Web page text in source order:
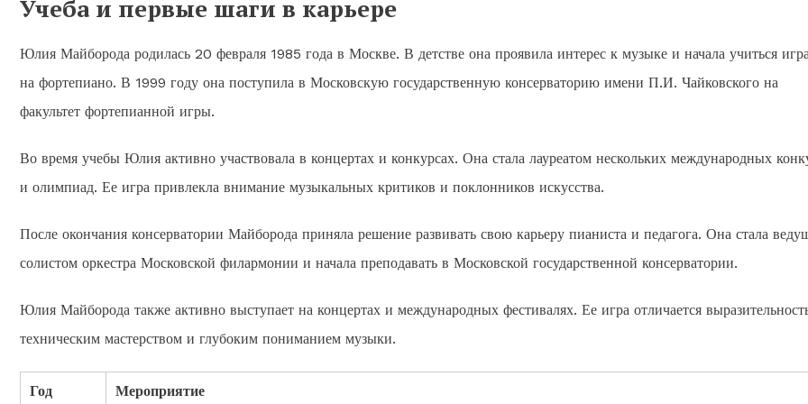
Учеба и первые шаги в карьере
Юлия Майборода родилась 20 февраля 1985 года в Москве. В детстве она проявила интерес к музыке и начала учиться
на фортепиано. В 1999 году она поступила в Московскую государственную консерваторию имени П.И. Чайковского на
факультет фортепианной игры.
Во время учебы Юлия активно участвовала в концертах и конкурсах. Она стала лауреатом нескольких международных
и олимпиад. Ее игра привлекла внимание музыкальных критиков и поклонников искусства.
После окончания консерватории Майборода приняла решение развивать свою карьеру пианиста и педагога. Она стала
солистом оркестра Московской филармонии и начала преподавать в Московской государственной консерватории.
Юлия Майборода также активно выступает на концертах и международных фестивалях. Ее игра отличается
техническим мастерством и глубоким пониманием музыки.
Год Мероприятие